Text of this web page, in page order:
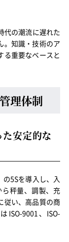
代の潮流に遅れた
。知識・技術のア
る重要なベースと
理体制
安定的な
の5Sを導入し、入
秤量、調製、充
従い、高品質の商
ISO-9001、ISO-